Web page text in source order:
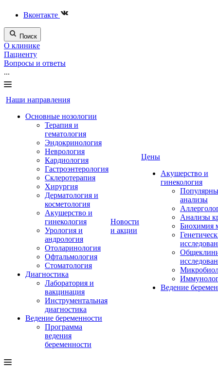
Вконтакте
Поиск
О клинике
Пациенту
Вопросы и ответы
...
Наши направления
Основные нозологии
Терапия и
гематология
Эндокринология
Неврология
Кардиология
Гастроэнтерология
Склеротерапия
Хирургия
Дерматология и
косметология
Акушерство и
гинекология
Урология и
андрология
Отоларинология
Офтальмология
Стоматология
Диагностика
Лаборатория и
вакцинация
Инструментальная
диагностика
Ведение беременности
Программа
ведения
беременности
Новости
и акции
Цены
Акушерство и
гинекология
анализы
Анализы
Биохимия
Ведение